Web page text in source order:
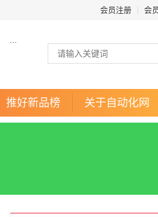
会员注册 会
推好新品榜 关于自动化网